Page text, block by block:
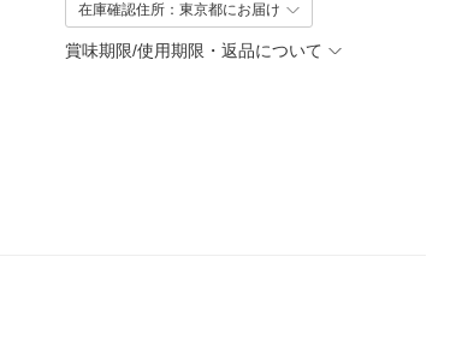
在庫確認住所：東京都にお届け
賞味期限/使用期限・返品について